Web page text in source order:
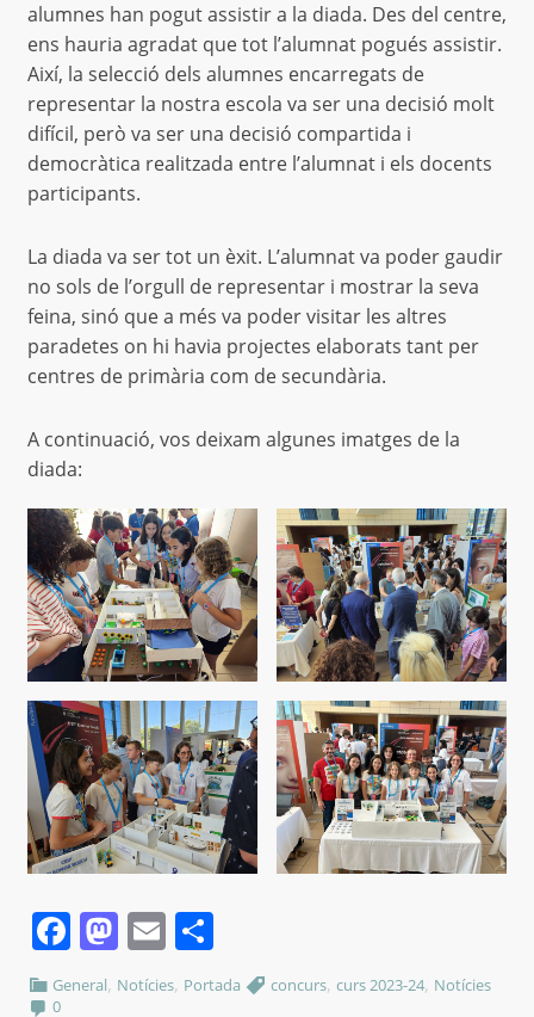
alumnes han pogut assistir a la diada. Des del centre,
ens hauria agradat que tot l’alumnat pogués assistir.
Així, la selecció dels alumnes encarregats de
representar la nostra escola va ser una decisió molt
difícil, però va ser una decisió compartida i
democràtica realitzada entre l’alumnat i els docents
participants.
La diada va ser tot un èxit. L’alumnat va poder gaudir
no sols de l’orgull de representar i mostrar la seva
feina, sinó que a més va poder visitar les altres
paradetes on hi havia projectes elaborats tant per
centres de primària com de secundària.
A continuació, vos deixam algunes imatges de la
diada:
Facebook
Mastodon
Email
General, Notícies, Portada concurs,curs 2023-24, Notícies
0